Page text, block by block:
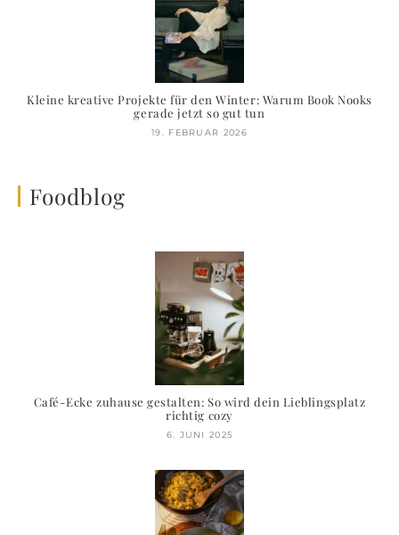
Kleine kreative Projekte für den Winter: Warum Book Nooks
gerade jetzt so gut tun
19. FEBRUAR 2026
Foodblog
Café-Ecke zuhause gestalten: So wird dein Lieblingsplatz
richtig cozy
6. JUNI 2025